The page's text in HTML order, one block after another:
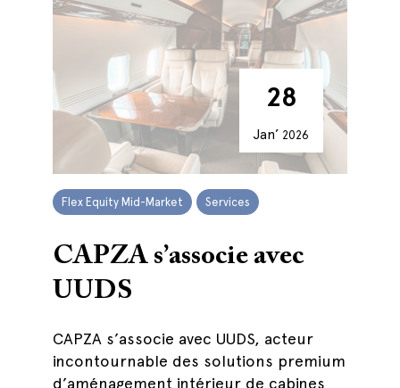
28
Jan’ 2026
Flex Equity Mid-Market Services
CAPZA s’associe avec
UUDS
CAPZA s’associe avec UUDS, acteur
incontournable des solutions premium
d’aménagement intérieur de cabines